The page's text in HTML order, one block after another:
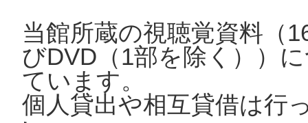
当館所蔵の視聴覚資料（
びDVD（1部を除く））
ています。
個人貸出や相互貸借は行